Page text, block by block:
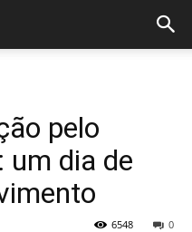
pelo
um dia de
0
6548